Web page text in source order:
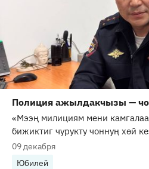
Полиция ажылдакчызы —
«Мээң милициям мени
бижиктиг чурукту чоннуң хѳй
09 декабря
Юбилей